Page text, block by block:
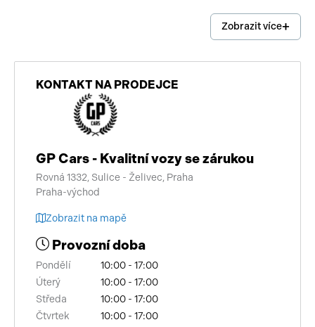
brzdový asistent
bezklíčové startování
deaktivace airbagu spolujezdce
hlídání jízdního pruhu
bezklíčové odemykání
sledování únavy řidiče
elektronická ruční brzda
alarm
Zobrazit více
KONTAKT NA PRODEJCE
GP Cars - Kvalitní vozy se zárukou
Rovná 1332, Sulice - Želivec, Praha
Praha-východ
Zobrazit na mapě
Provozní doba
Pondělí
10:00 - 17:00
Úterý
10:00 - 17:00
Středa
10:00 - 17:00
Čtvrtek
10:00 - 17:00